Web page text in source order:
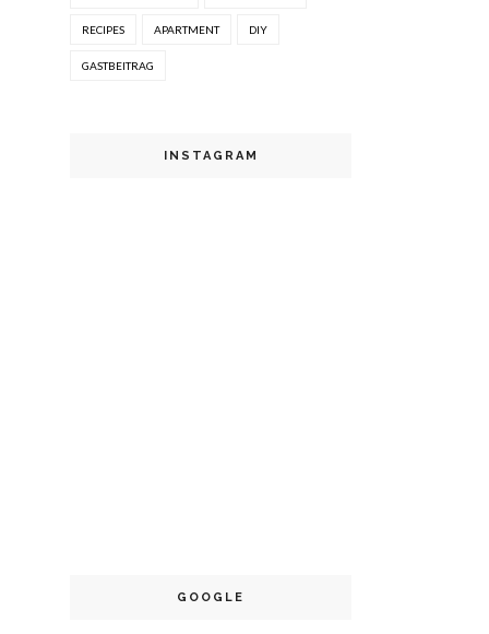
RECIPES APARTMENT DIY
GASTBEITRAG
INSTAGRAM
GOOGLE